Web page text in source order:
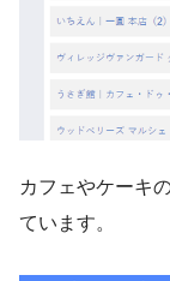
カフェやケーキ
ています。